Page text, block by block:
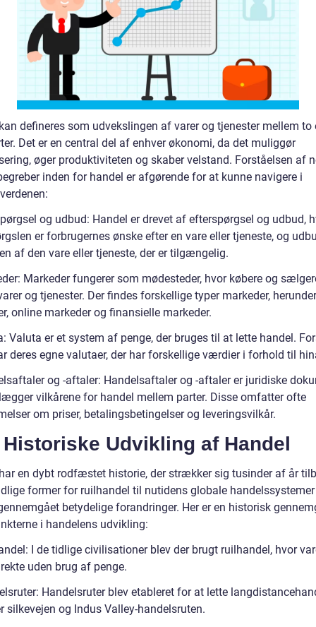
defineres som udvekslingen af varer og tjenester mellem to
Det er en central del af enhver økonomi, da det muliggør
øger produktiviteten og skaber velstand. Forståelsen af
inden for handel er afgørende for at kunne navigere i
og udbud: Handel er drevet af efterspørgsel og udbud,
er forbrugernes ønske efter en vare eller tjeneste, og
af den vare eller tjeneste, der er tilgængelig.
Markeder fungerer som mødesteder, hvor købere og
og tjenester. Der findes forskellige typer markeder,
online markeder og finansielle markeder.
Valuta er et system af penge, der bruges til at lette handel.
deres egne valutaer, der har forskellige værdier i forhold til
og -aftaler: Handelsaftaler og -aftaler er juridiske
vilkårene for handel mellem parter. Disse omfatter ofte
om priser, betalingsbetingelser og leveringsvilkår.
Historiske Udvikling af Handel
en dybt rodfæstet historie, der strækker sig tusinder af år
former for ruilhandel til nutidens globale
betydelige forandringer. Her er en historisk
i handelens udvikling:
I de tidlige civilisationer blev der brugt ruilhandel, hvor
uden brug af penge.
Handelsruter blev etableret for at lette
silkevejen og Indus Valley-handelsruten.